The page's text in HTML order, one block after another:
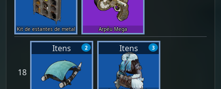
Kit de estantes de metal Arpéu Mega
18
2
Itens 3
Itens